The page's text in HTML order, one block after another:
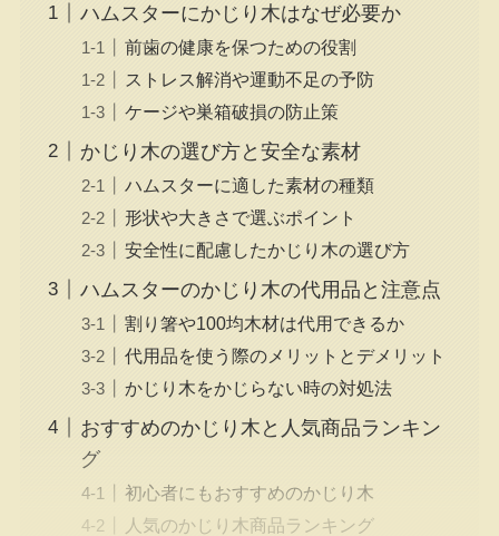
ハムスターにかじり木はなぜ必要か
前歯の健康を保つための役割
ストレス解消や運動不足の予防
ケージや巣箱破損の防止策
かじり木の選び方と安全な素材
ハムスターに適した素材の種類
形状や大きさで選ぶポイント
安全性に配慮したかじり木の選び方
ハムスターのかじり木の代用品と注意点
割り箸や100均木材は代用できるか
代用品を使う際のメリットとデメリット
かじり木をかじらない時の対処法
おすすめのかじり木と人気商品ランキン
グ
初心者にもおすすめのかじり木
人気のかじり木商品ランキング